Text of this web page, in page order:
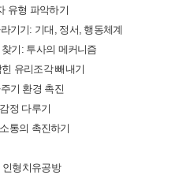
유형 파악하기
기기: 기대, 정서, 행동체계
기: 투사의 메커니즘
유리조각 빼내기
기 환경 촉진
정 다루기
통의 촉진하기
형치유공방